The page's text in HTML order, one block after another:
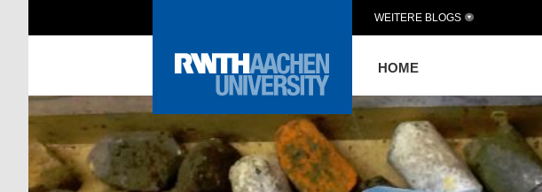
HOME
WEITERE BLOGS